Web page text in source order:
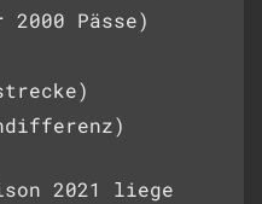
Pässe)
2021 liege